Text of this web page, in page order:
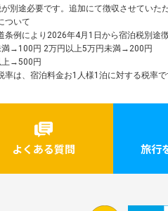
別途必要です。追加にて徴収させていた
ついて
例により2026年4月1日から宿泊税別途
満→100円 2万円以上5万円未満→200円
上→500円
は、宿泊料金お1人様1泊に対する税率で
よくある質問 旅行